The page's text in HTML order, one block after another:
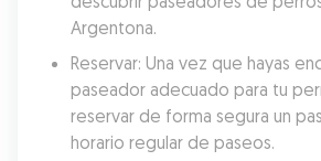
Argentona.
Reservar: Una vez que hayas
paseador adecuado para tu
reservar de forma segura un
horario regular de paseos.